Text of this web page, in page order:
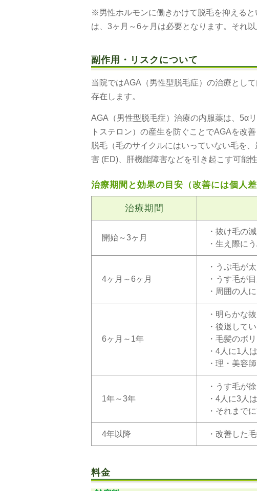
※男性ホルモンに働きかけて脱毛を抑える
は、3ヶ月～6ヶ月は必要となります。それ
副作用・リスクについて
当院ではAGA（男性型脱毛症）の治療とし
存在します。
AGA（男性型脱毛症）治療の内服薬は、5α
トステロン）の産生を防ぐことでAGAを改
脱毛（毛のサイクルにはいっていない毛を
害 (ED)、肝機能障害などを引き起こす可能性
治療期間と効果の目安（改善には個人差
治療期間
開始～3ヶ月
・抜け毛の
・生え際に
4ヶ月～6ヶ月
・うぶ毛が
・うす毛が
・周囲の人
6ヶ月～1年
・明らかな
・後退して
・毛髪のボ
・4人に1人
・理・美容
1年～3年
・うす毛が
・4人に3人
・それまで
4年以降 ・改善した
料金